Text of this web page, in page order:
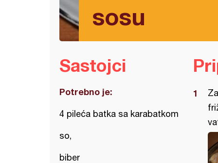
sosu
Sastojci
Potrebno je:
4 pileća batka sa karabatkom
so,
biber